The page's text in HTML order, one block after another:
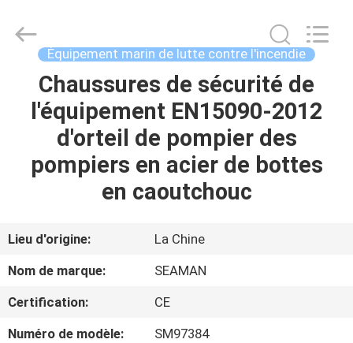
MAISON
PRODUITS
VIDÉOS
AU
SUJET
NOUS
Marine
Co.,Ltd..
Équipement marin de lutte contre l'incendie
Chaussures de sécurité de
l'équipement EN15090-2012
d'orteil de pompier des
pompiers en acier de bottes
en caoutchouc
Lieu d'origine:
La Chine
Nom de marque:
SEAMAN
Certification:
CE
Numéro de modèle:
SM97384